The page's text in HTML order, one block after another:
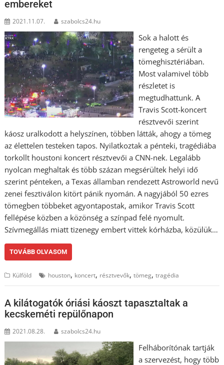
embereket
2021.11.07. szabolcs24.hu
Sok a halott és
rengeteg a sérült a
tömeghisztériában.
Most valamivel több
részletet is
megtudhattunk. A
Travis Scott-koncert
résztvevői szerint
káosz uralkodott a helyszínen, többen látták, ahogy a tömeg
az élettelen testeken tapos. Nyilatkoztak a pénteki, tragédiába
torkollt houstoni koncert résztvevői a CNN-nek. Legalább
nyolcan meghaltak és több százan megsérültek helyi idő
szerint pénteken, a Texas államban rendezett Astroworld nevű
zenei fesztiválon kitört pánik nyomán. A nagyjából 50 ezres
tömegben többeket agyontapostak, amikor Travis Scott
fellépése közben a közönség a színpad felé nyomult.
Szívmegállás miatt tizenegy embert vittek kórházba, közülük…
TOVÁBB OLVASOM
Külföld houston, koncert, résztvevők,tömeg,tragédia
A kilátogatók óriási káoszt tapasztaltak a
kecskeméti repülőnapon
2021.08.28. szabolcs24.hu
Felháborítónak tartják
a szervezést, hogy több